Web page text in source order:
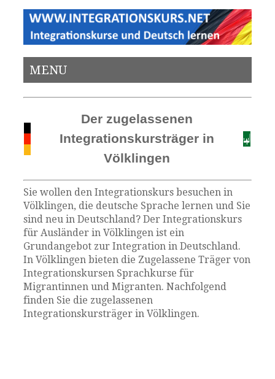
MENU
Der zugelassenen
Integrationskursträger in
Völklingen
Sie wollen den Integrationskurs besuchen in
Völklingen, die deutsche Sprache lernen und Sie
sind neu in Deutschland? Der Integrationskurs
für Ausländer in Völklingen ist ein
Grundangebot zur Integration in Deutschland.
In Völklingen bieten die Zugelassene Träger von
Integrationskursen Sprachkurse für
Migrantinnen und Migranten. Nachfolgend
finden Sie die zugelassenen
Integrationskursträger in Völklingen.